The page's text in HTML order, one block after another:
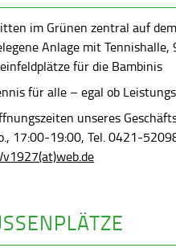
im Grünen zentral auf
Anlage mit Tennishalle,
für die Bambinis
für alle – egal ob
unseres
17:00-19:00, Tel. 0421-